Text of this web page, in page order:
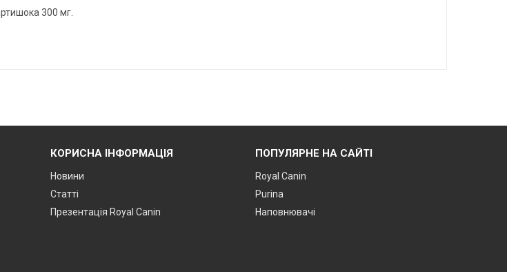
300 мг.
КОРИСНА ІНФОРМАЦІЯ
Новини
Статті
Презентація Royal Canin
ПОПУЛЯРНЕ НА САЙТІ
Royal Canin
Purina
Наповнювачі